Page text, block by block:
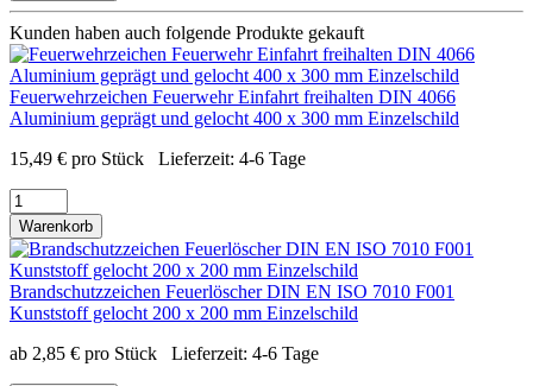
Kunden haben auch folgende Produkte gekauft
Feuerwehrzeichen Feuerwehr Einfahrt freihalten DIN 4066
Aluminium geprägt und gelocht 400 x 300 mm Einzelschild
15,49 € pro Stück Lieferzeit: 4-6 Tage
Warenkorb
Brandschutzzeichen Feuerlöscher DIN EN ISO 7010 F001
Kunststoff gelocht 200 x 200 mm Einzelschild
ab 2,85 € pro Stück Lieferzeit: 4-6 Tage